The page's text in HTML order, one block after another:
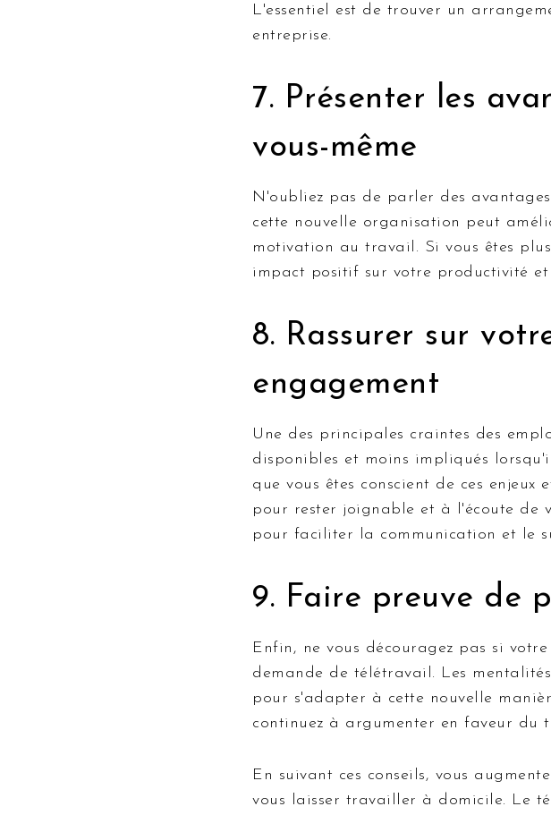
L'essentiel est de trouver un
entreprise.
7. Présenter les
vous-même
N'oubliez pas de parler des
cette nouvelle organisation peut
motivation au travail. Si vous êtes
impact positif sur votre productivité et
8. Rassurer sur
engagement
Une des principales craintes des
disponibles et moins impliqués
que vous êtes conscient de ces enjeux
pour rester joignable et à l'écoute de
pour faciliter la communication et le
9. Faire preuve de
Enfin, ne vous découragez pas si
demande de télétravail. Les
pour s'adapter à cette nouvelle
continuez à argumenter en faveur du
En suivant ces conseils, vous
vous laisser travailler à domicile. Le